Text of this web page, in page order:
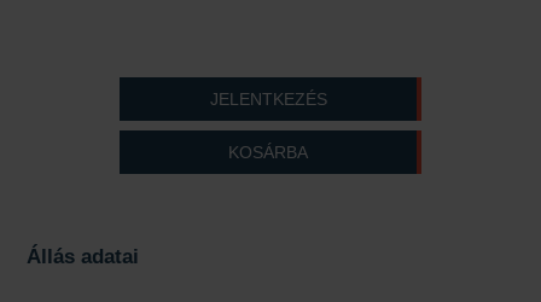
JELENTKEZÉS
KOSÁRBA
Állás adatai